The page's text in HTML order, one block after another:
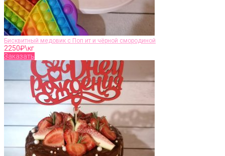
Бисквитный медовик с Поп ит и чёрной смородиной
2250₽\кг
Заказать